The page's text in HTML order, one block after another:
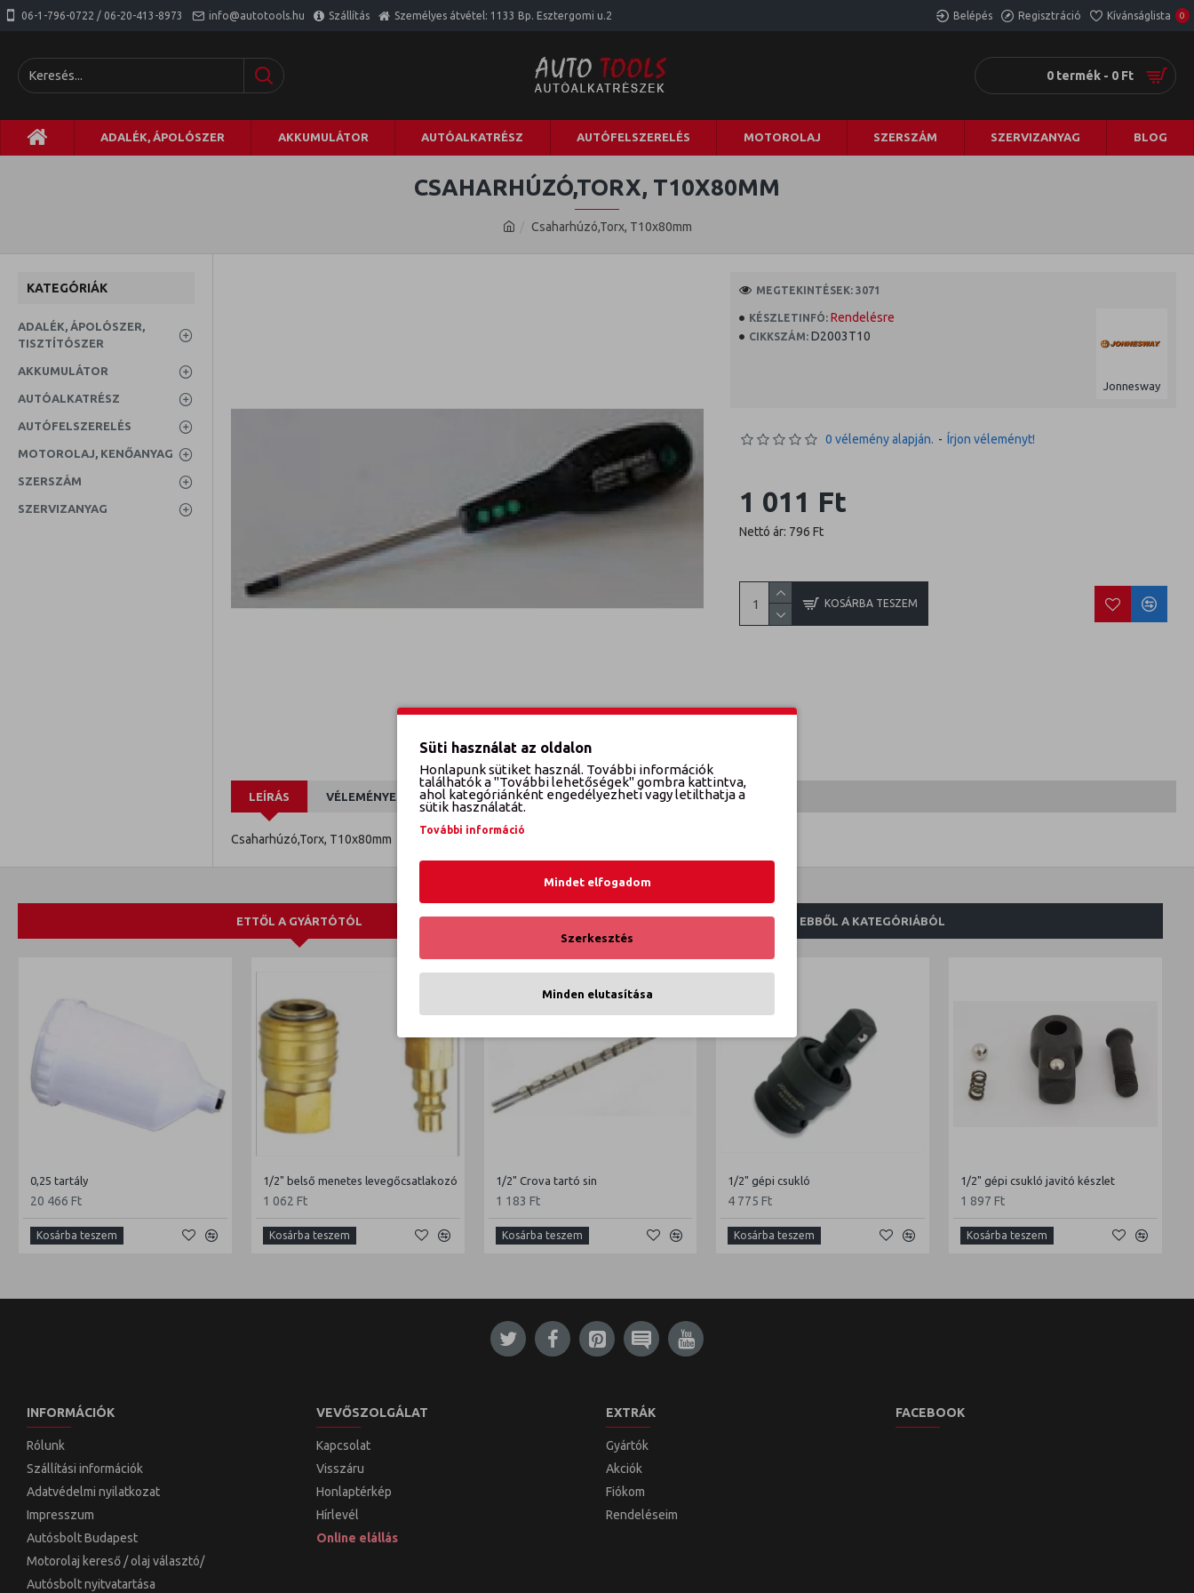
06-1-796-0722 / 06-20-413-8973 info@autotools.hu Szállítás Személyes átvétel: 1133 Bp. Esztergomi u.2 Belépés Regisztráció Kívánságlista 0
0 termék - 0 Ft
ADALÉK, ÁPOLÓSZER AKKUMULÁTOR AUTÓALKATRÉSZ AUTÓFELSZERELÉS MOTOROLAJ SZERSZÁM SZERVIZANYAG BLOG
Csaharhúzó,Torx, T10x80mm
CSAHARHÚZÓ,TORX, T10X80MM
KATEGÓRIÁK
ADALÉK, ÁPOLÓSZER,
TISZTÍTÓSZER
AKKUMULÁTOR
AUTÓALKATRÉSZ
AUTÓFELSZERELÉS
MOTOROLAJ, KENŐANYAG
SZERSZÁM
SZERVIZANYAG
KÉSZLETINFÓ: Rendelésre
CIKKSZÁM: D2003T10
Jonnesway
MEGTEKINTÉSEK: 3071
0 vélemény alapján. - Írjon véleményt!
1 011 Ft
Nettó ár: 796 Ft
KOSÁRBA TESZEM
LEÍRÁS VÉLEMÉNYEK
Csaharhúzó,Torx, T10x80mm
ETTŐL A GYÁRTÓTÓL EBBŐL A KATEGÓRIÁBÓL
0,25 tartály
20 466 Ft
Kosárba teszem
1/2" belső menetes levegőcsatlakozó
1 062 Ft
Kosárba teszem
1/2" Crova tartó sin
1 183 Ft
Kosárba teszem
1/2" gépi csukló
4 775 Ft
Kosárba teszem
1/2" gépi csukló javitó készlet
1 897 Ft
Kosárba teszem
INFORMÁCIÓK
Rólunk
Szállítási információk
Adatvédelmi nyilatkozat
Impresszum
Autósbolt Budapest
Motorolaj kereső / olaj választó/
Autósbolt nyitvatartása
VEVŐSZOLGÁLAT
Kapcsolat
Visszáru
Honlaptérkép
Hírlevél
Online elállás
EXTRÁK
Gyártók
Akciók
Fiókom
Rendeléseim
FACEBOOK
Süti használat az oldalon
Honlapunk sütiket használ. További információk
találhatók a "További lehetőségek" gombra kattintva,
ahol kategóriánként engedélyezheti vagy letilthatja a
sütik használatát.
További információ
Mindet elfogadom
Szerkesztés
Minden elutasítása